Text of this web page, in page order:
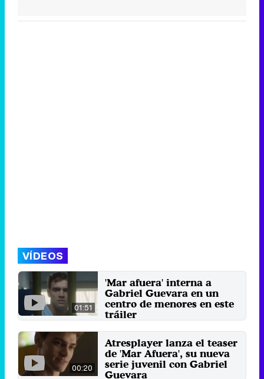
VÍDEOS
01:51
'Mar afuera' interna a
Gabriel Guevara en un
centro de menores en este
tráiler
vivirá su estreno el ...
6 de agosto 2025
00:20
Atresplayer lanza el teaser
de 'Mar Afuera', su nueva
serie juvenil con Gabriel
Guevara